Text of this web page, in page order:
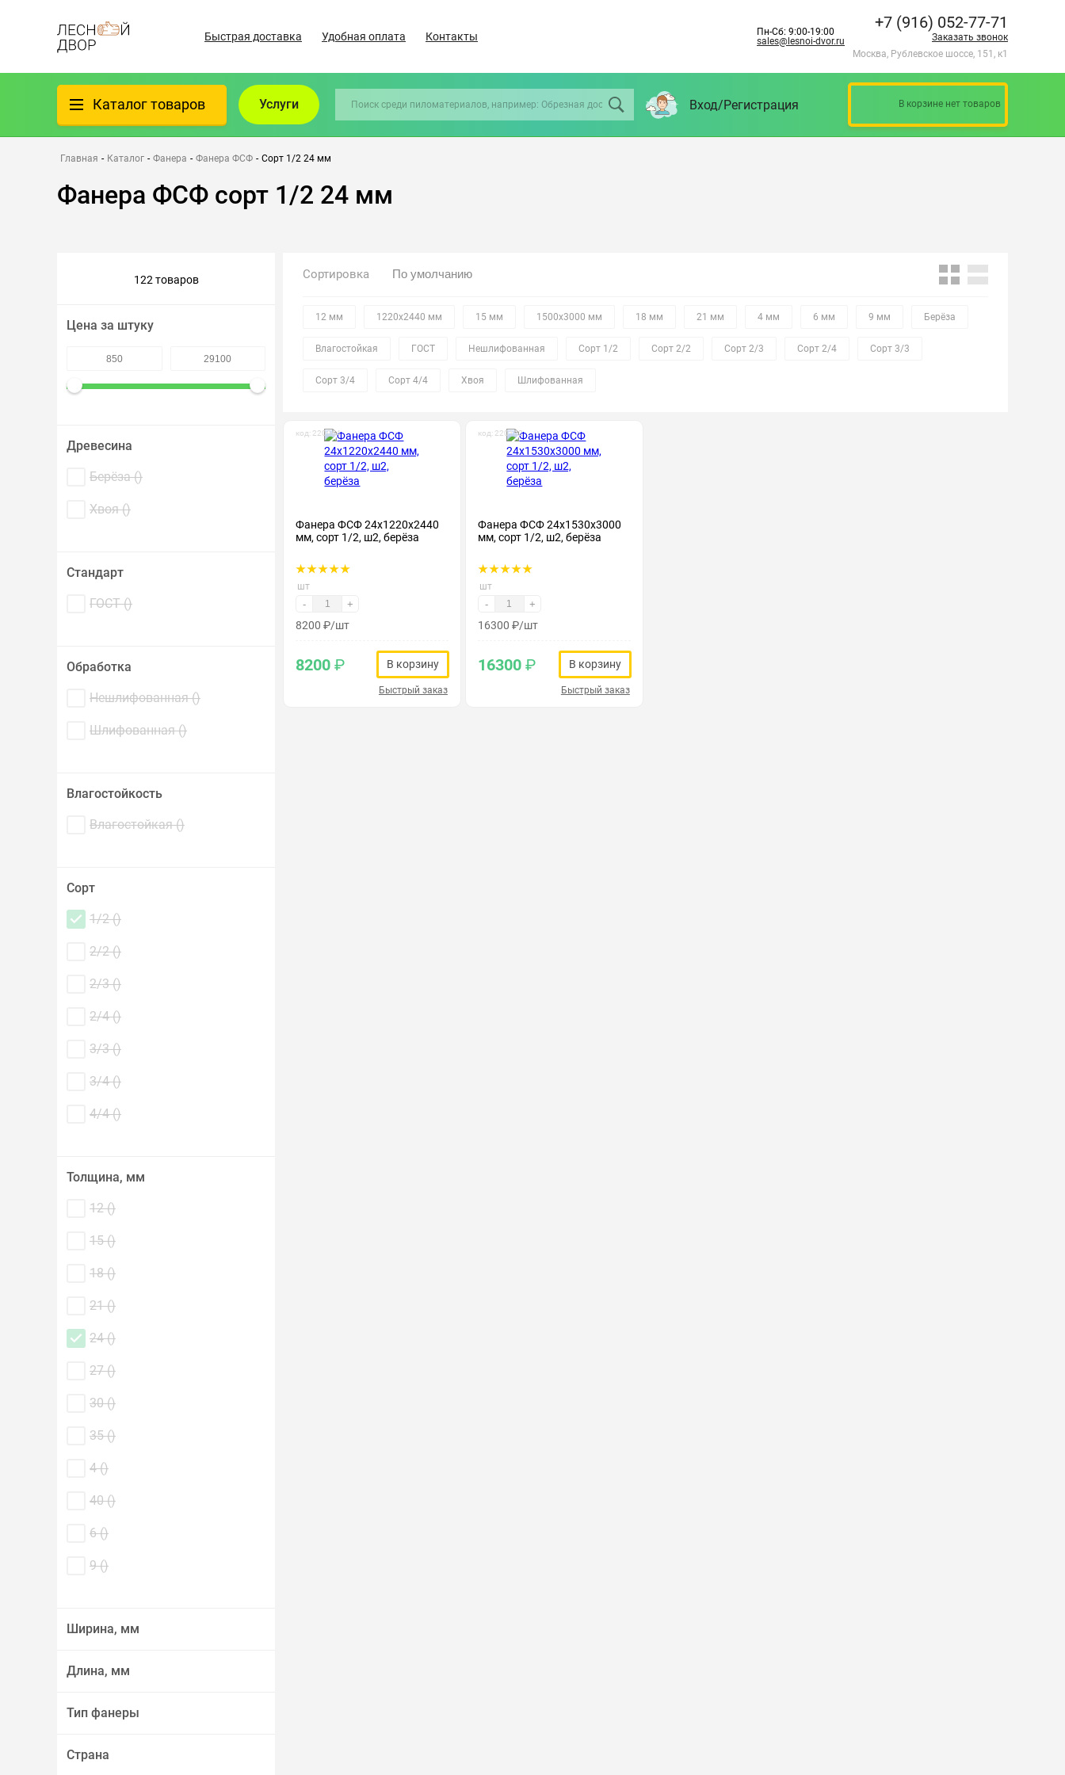
Быстрая доставка Удобная оплата Контакты
Пн-Сб: 9:00-19:00
sales@lesnoi-dvor.ru
+7 (916) 052-77-71
Заказать звонок
Москва, Рублевское шоссе, 151, к1
Каталог товаров
Фанера
Пиломатериалы
Всё для бани
Утеплители/Изоляция
Услуги Вход/Регистрация В корзине нет товаров
Главная - Каталог - Фанера - Фанера ФСФ - Сорт 1/2 24 мм
Фанера ФСФ сорт 1/2 24 мм
122 товаров
Цена за штуку
Древесина
Берёза ()
Хвоя ()
Стандарт
ГОСТ ()
Обработка
Нешлифованная ()
Шлифованная ()
Влагостойкость
Влагостойкая ()
Сорт
1/2 ()
2/2 ()
2/3 ()
2/4 ()
3/3 ()
3/4 ()
4/4 ()
Толщина, мм
12 ()
15 ()
18 ()
21 ()
24 ()
27 ()
30 ()
35 ()
4 ()
40 ()
6 ()
9 ()
Ширина, мм
Длина, мм
Тип фанеры
Страна
Сортировка
12 мм 1220х2440 мм 15 мм 1500х3000 мм 18 мм 21 мм 4 мм 6 мм 9 мм Берёза
Влагостойкая ГОСТ Нешлифованная Сорт 1/2 Сорт 2/2 Сорт 2/3 Сорт 2/4 Сорт 3/3
Сорт 3/4 Сорт 4/4 Хвоя Шлифованная
код: 220064
Фанера ФСФ 24х1220х2440
мм, сорт 1/2, ш2, берёза
шт
- +
8200 ₽/шт
8200 ₽ В корзину
Быстрый заказ
код: 220132
Фанера ФСФ 24х1530х3000
мм, сорт 1/2, ш2, берёза
шт
- +
16300 ₽/шт
16300₽ В корзину
Быстрый заказ